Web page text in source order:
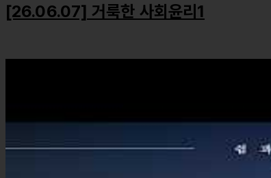
[26.06.07] 거룩한 사회윤리1